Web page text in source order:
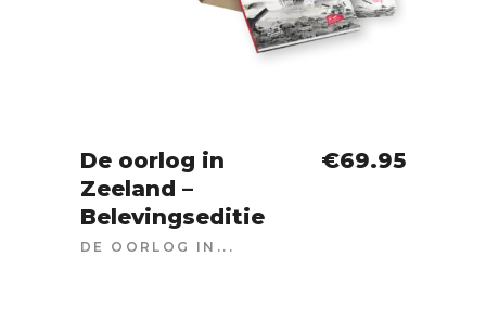
IN WINKELWAGEN
De oorlog in
Zeeland –
Belevingseditie
€69.95
DE OORLOG IN...